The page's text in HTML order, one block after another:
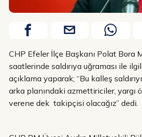
CHP Efeler İlçe Başkanı Polat Bora
saatlerinde saldırıya uğraması ile
açıklama yaparak; “Bu kalleş
arka planındaki azmettiriciler, yargı
verene dek takipçisi olacağız” dedi.